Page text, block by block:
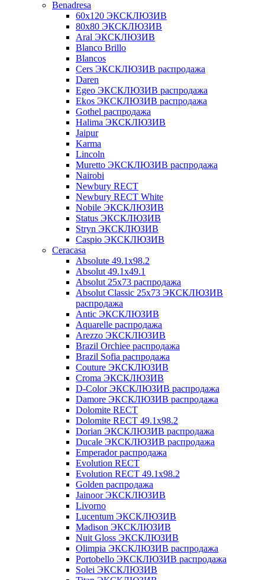
Benadresa
60х120 ЭКСКЛЮЗИВ
80х80 ЭКСКЛЮЗИВ
Aral ЭКСКЛЮЗИВ
Blanco Brillo
Blancos
Cers ЭКСКЛЮЗИВ распродажа
Daren
Egeo ЭКСКЛЮЗИВ распродажа
Ekos ЭКСКЛЮЗИВ распродажа
Gothel распродажа
Halima ЭКСКЛЮЗИВ
Jaipur
Karma
Lincoln
Muretto ЭКСКЛЮЗИВ распродажа
Nairobi
Newbury RECT
Newbury RECT White
Nobile ЭКСКЛЮЗИВ
Status ЭКСКЛЮЗИВ
Stryn ЭКСКЛЮЗИВ
Сaspio ЭКСКЛЮЗИВ
Ceracasa
Absolute 49.1x98.2
Absolut 49.1x49.1
Absolut 25x73 распродажа
Absolut Classic 25x73 ЭКСКЛЮЗИВ
распродажа
Antic ЭКСКЛЮЗИВ
Aquarelle распродажа
Arezzo ЭКСКЛЮЗИВ
Brazil Orchiee распродажа
Brazil Sofia распродажа
Couture ЭКСКЛЮЗИВ
Croma ЭКСКЛЮЗИВ
D-Color ЭКСКЛЮЗИВ распродажа
Damore ЭКСКЛЮЗИВ распродажа
Dolomite RECT
Dolomite RECT 49.1x98.2
Dorian ЭКСКЛЮЗИВ распродажа
Ducale ЭКСКЛЮЗИВ распродажа
Emperador распродажа
Evolution RECT
Evolution RECT 49.1x98.2
Golden распродажа
Jainoor ЭКСКЛЮЗИВ
Livorno
Lucentum ЭКСКЛЮЗИВ
Madison ЭКСКЛЮЗИВ
Nuit Gloss ЭКСКЛЮЗИВ
Olimpia ЭКСКЛЮЗИВ распродажа
Portobello ЭКСКЛЮЗИВ распродажа
Solei ЭКСКЛЮЗИВ